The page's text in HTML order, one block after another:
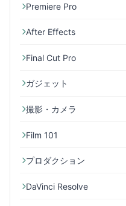
Premiere Pro
After Effects
Final Cut Pro
ガジェット
撮影・カメラ
Film 101
プロダクション
DaVinci Resolve